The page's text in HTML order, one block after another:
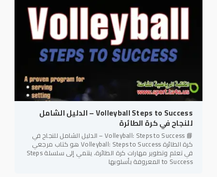
Volleyball Steps to Success – الدليل الشامل
للنجاح في كرة الطائرة
📘 Volleyball: Steps to Success – الدليل الشامل للنجاح في
كرة الطائرة Volleyball: Steps to Success هو كتاب مرجعي
في تعلم وتطوير مهارات كرة الطائرة، ينتمي إلى سلسلة Steps
to Success المعروفة بأسلوبها